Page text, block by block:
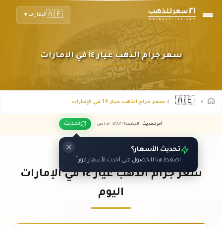
🇦🇪الإمارات ▼
سعر جرام الذهب عيار ١٤ في الإمارات
🇦🇪 سعر جرام الذهب عيار 14 في الإمارات
آخر تحديث : الجمعة ٠٧ /٠٨/٢٠٢٦ - ١٠:٠٥ ص تحديث
تحديث الأسعار؟
اضغط هنا للحصول على أحدث الأسعار فوراً
سعر جرام الذهب عيار ١٤ في الإمارات
اليوم